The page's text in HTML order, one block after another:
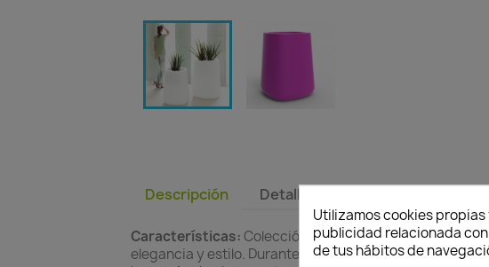
Descripción Detalles del producto
Características: Colección de macetas en forma de
elegancia y estilo. Durante el día obtendrás una
Utilizamos cookies
publicidad relacionada
de tus hábitos de